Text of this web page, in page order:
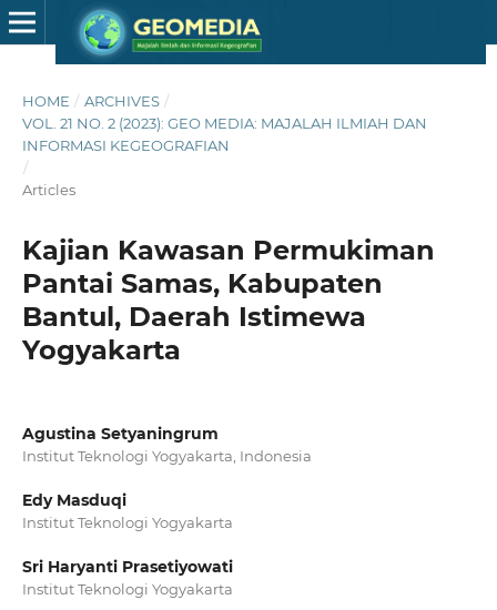
HOME / ARCHIVES /
VOL. 21 NO. 2 (2023): GEO MEDIA: MAJALAH ILMIAH DAN
INFORMASI KEGEOGRAFIAN
/
Articles
Kajian Kawasan Permukiman
Pantai Samas, Kabupaten
Bantul, Daerah Istimewa
Yogyakarta
Agustina Setyaningrum
Institut Teknologi Yogyakarta, Indonesia
Edy Masduqi
Institut Teknologi Yogyakarta
Sri Haryanti Prasetiyowati
Institut Teknologi Yogyakarta